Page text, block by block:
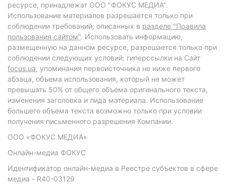
ресурсе, принадлежат ООО "ФОКУС МЕДИА".
Использование материалов разрешается только при
соблюдении требований, описанных в разделе "Правила
пользования сайтом". Использовать информацию,
размещенную на данном ресурсе, разрешается только при
соблюдении следующих условий: гиперссылки на Сайт
focus.ua, упоминания первоисточника не ниже первого
абзаца, объема использования, который не может
превышать 50% от общего объема оригинального текста,
изменения заголовка и лида материала. Использование
большего объема текста возможно только при условии
получения письменного разрешения Компании.
ООО «ФОКУС МЕДИА»
Онлайн-медиа ФОКУС
Идентификатор онлайн-медиа в Реестре субъектов в сфере
медиа - R40-03129